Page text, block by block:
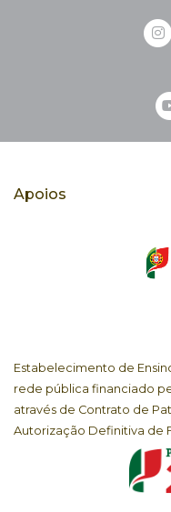
Apoios
Estabelecimento de
rede pública financiado
através de Contrato de
Autorização Definitiva de